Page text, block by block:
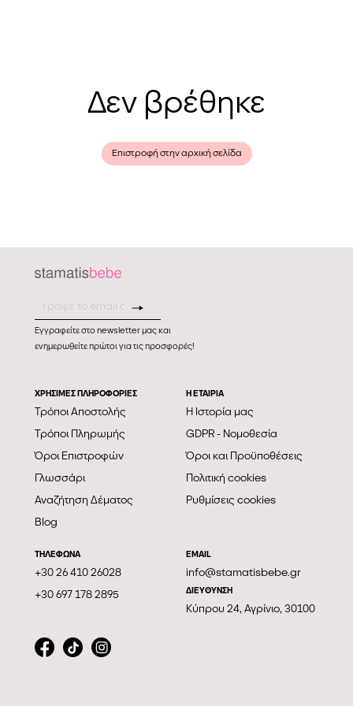
Δεν βρέθηκε
Επιστροφή στην αρχική σελίδα
Εγγραφείτε στο newsletter μας και
ενημερωθείτε πρώτοι για τις προσφορές!
ΧΡΗΣΙΜΕΣ ΠΛΗΡΟΦΟΡΙΕΣ
Τρόποι Αποστολής
Τρόποι Πληρωμής
Όροι Επιστροφών
Γλωσσάρι
Αναζήτηση Δέματος
Blog
Η ΕΤΑΙΡΊΑ
Η Ιστορία μας
GDPR - Νομοθεσία
Όροι και Προϋποθέσεις
Πολιτική cookies
Ρυθμίσεις cookies
ΤΗΛΕΦΩΝΑ
+30 26 410 26028
+30 697 178 2895
EMAIL
info@stamatisbebe.gr
ΔΙΕΥΘΥΝΣΗ
Κύπρου 24, Αγρίνιο, 30100